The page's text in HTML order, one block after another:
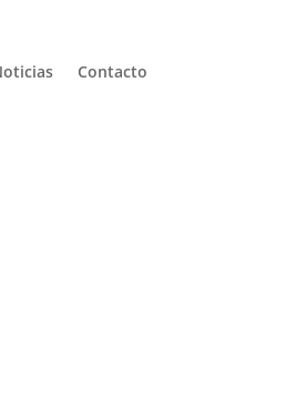
Contacto